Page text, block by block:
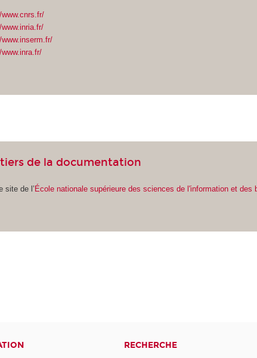
www.cnrs.fr/
www.inria.fr/
www.inserm.fr/
de la documentation
site de l’École nationale supérieure des sciences de l'information et des
RECHERCHE